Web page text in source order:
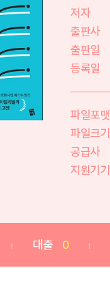
저자
출판사
출판일
등록일
파일포맷
파일크기
공급사
지원기기
대출 0